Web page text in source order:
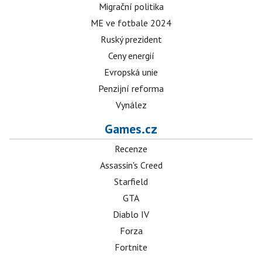
Migrační politika
ME ve fotbale 2024
Ruský prezident
Ceny energií
Evropská unie
Penzijní reforma
Vynález
Games.cz
Recenze
Assassin's Creed
Starfield
GTA
Diablo IV
Forza
Fortnite